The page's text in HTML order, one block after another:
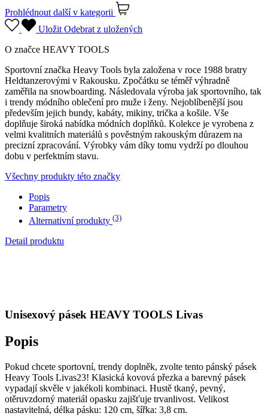
Prohlédnout dalšív kategorii
Uložit Odebrat z uložených
O značce HEAVY TOOLS
Sportovní značka Heavy Tools byla založena v roce 1988 bratry
Heldtanzerovými v Rakousku. Zpočátku se téměř výhradně
zaměřila na snowboarding. Následovala výroba jak sportovního, tak
i trendy módního oblečení pro muže i ženy. Nejoblíbenější jsou
především jejich bundy, kabáty, mikiny, trička a košile. Vše
doplňuje široká nabídka módních doplňků. Kolekce je vyrobena z
velmi kvalitních materiálů s pověstným rakouským důrazem na
precizní zpracování. Výrobky vám díky tomu vydrží po dlouhou
dobu v perfektním stavu.
Všechny produkty této značky
Popis
Parametry
Alternativní produkty (3)
Detail produktu
Unisexový pásek HEAVY TOOLS Livas
Popis
Pokud chcete sportovní, trendy doplněk, zvolte tento pánský pásek
Heavy Tools Livas23! Klasická kovová přezka a barevný pásek
vypadají skvěle v jakékoli kombinaci. Hustě tkaný, pevný,
otěruvzdorný materiál opasku zajišťuje trvanlivost. Velikost
nastavitelná, délka pásku: 120 cm, šířka: 3,8 cm.